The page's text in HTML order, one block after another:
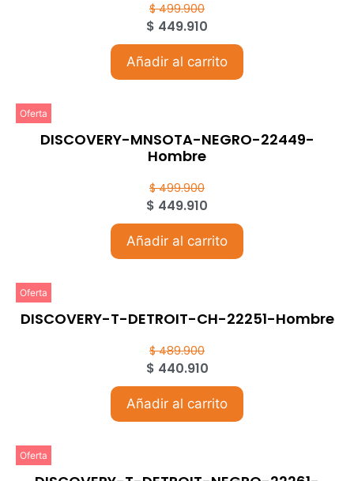
$499.900
$ 449.910
Añadir al carrito
Oferta
DISCOVERY-MNSOTA-NEGRO-22449-
Hombre
$499.900
$ 449.910
Añadir al carrito
Oferta
DISCOVERY-T-DETROIT-CH-22251-Hombre
$489.900
$ 440.910
Añadir al carrito
Oferta